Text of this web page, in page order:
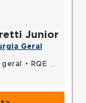
Junior
Geral
•
RQE 56990 - Coloproctologia